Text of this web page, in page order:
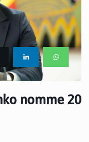
nomme 20